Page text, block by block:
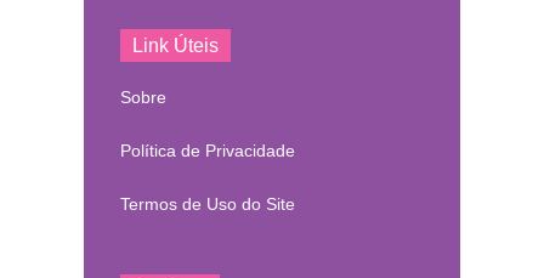
Link Úteis
Sobre
Política de Privacidade
Termos de Uso do Site